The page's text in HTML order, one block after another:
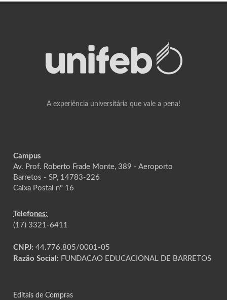
A experiência universitária que vale a pena!
Campus
Av. Prof. Roberto Frade Monte, 389 - Aeroporto
Barretos - SP, 14783-226
Caixa Postal nº 16
Telefones:
(17) 3321-6411
CNPJ: 44.776.805/0001-05
Razão Social: FUNDACAO EDUCACIONAL DE BARRETOS
Editais de Compras